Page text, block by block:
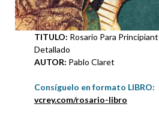
TITULO: Rosario Para
Detallado
AUTOR: Pablo Claret
Consíguelo en formato LIBRO:
vcrey.com/rosario-libro